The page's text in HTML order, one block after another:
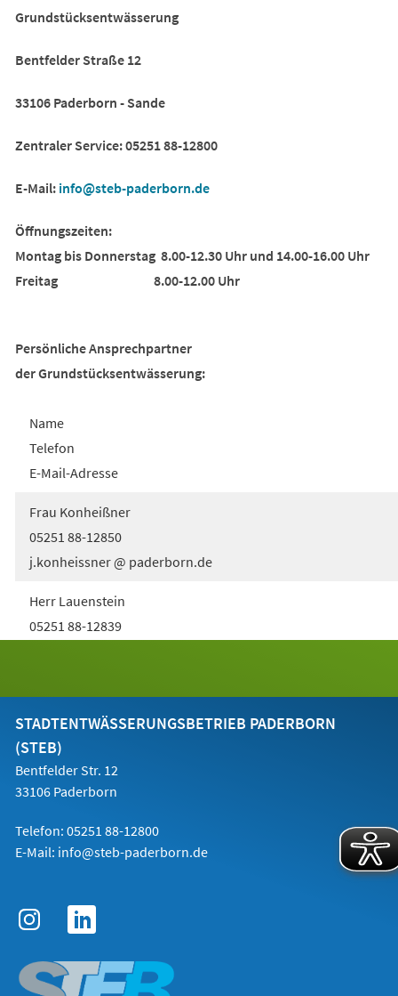
Grundstücksentwässerung
Bentfelder Straße 12
33106 Paderborn - Sande
Zentraler Service: 05251 88-12800
E-Mail: info steb-paderborn de
Öffnungszeiten:
Montag bis Donnerstag 8.00-12.30 Uhr und 14.00-16.00 Uhr
Freitag 8.00-12.00 Uhr
Persönliche Ansprechpartner
der Grundstücksentwässerung:
Name
Telefon
E-Mail-Adresse
Frau Konheißner
05251 88-12850
j.konheissner @ paderborn.de
Herr Lauenstein
05251 88-12839
STADTENTWÄSSERUNGSBETRIEB PADERBORN
(STEB)
Bentfelder Str. 12
33106 Paderborn
Telefon: 05251 88-12800
E-Mail: info@steb-paderborn.de